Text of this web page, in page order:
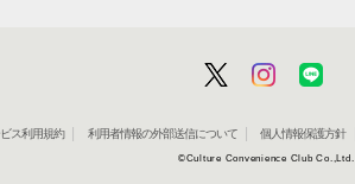
ビス利用規約 利用者情報の外部送信について 個人情報保護方針
©Culture Convenience Club Co.,Ltd.